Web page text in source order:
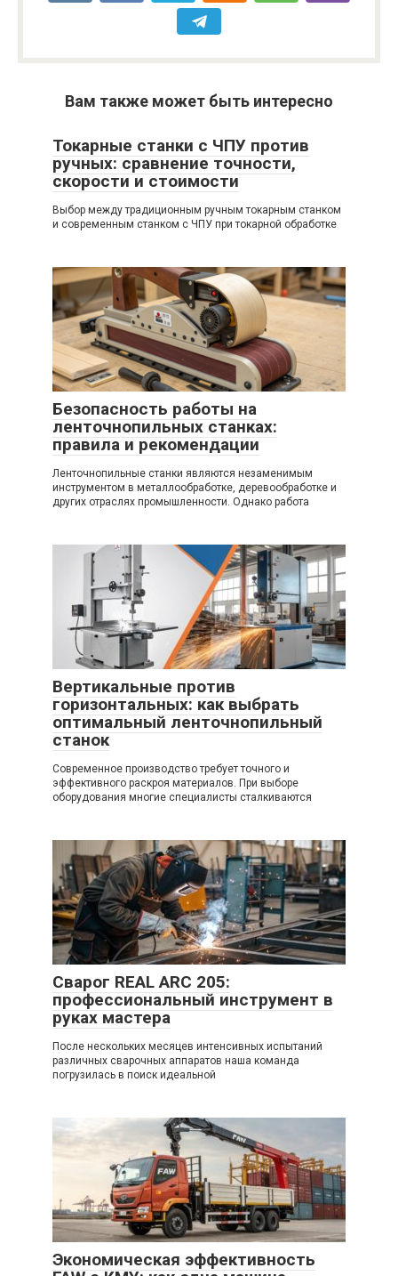
Вам также может быть интересно
Токарные станки с ЧПУ против
ручных: сравнение точности,
скорости и стоимости
Выбор между традиционным ручным токарным станком
и современным станком с ЧПУ при токарной обработке
Безопасность работы на
ленточнопильных станках:
правила и рекомендации
Ленточнопильные станки являются незаменимым
инструментом в металлообработке, деревообработке и
других отраслях промышленности. Однако работа
Вертикальные против
горизонтальных: как выбрать
оптимальный ленточнопильный
станок
Современное производство требует точного и
эффективного раскроя материалов. При выборе
оборудования многие специалисты сталкиваются
Сварог REAL ARC 205:
профессиональный инструмент в
руках мастера
После нескольких месяцев интенсивных испытаний
различных сварочных аппаратов наша команда
погрузилась в поиск идеальной
Экономическая эффективность